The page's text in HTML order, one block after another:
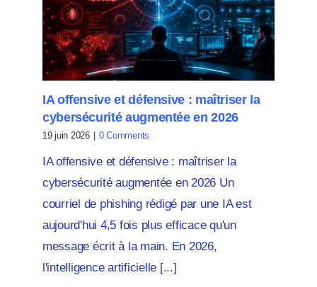
IA offensive et défensive : maîtriser la
cybersécurité augmentée en 2026
19 juin 2026 | 0 Comments
IA offensive et défensive : maîtriser la
cybersécurité augmentée en 2026 Un
courriel de phishing rédigé par une IA est
aujourd'hui 4,5 fois plus efficace qu'un
message écrit à la main. En 2026,
l'intelligence artificielle [...]